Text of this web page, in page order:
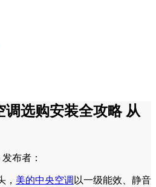
调选购安装全攻略 从
发布者：
， 美的中央空调 以一级能效、静音